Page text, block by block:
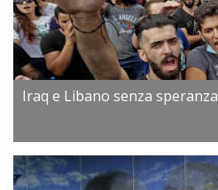
Iraq e Libano senza speranza